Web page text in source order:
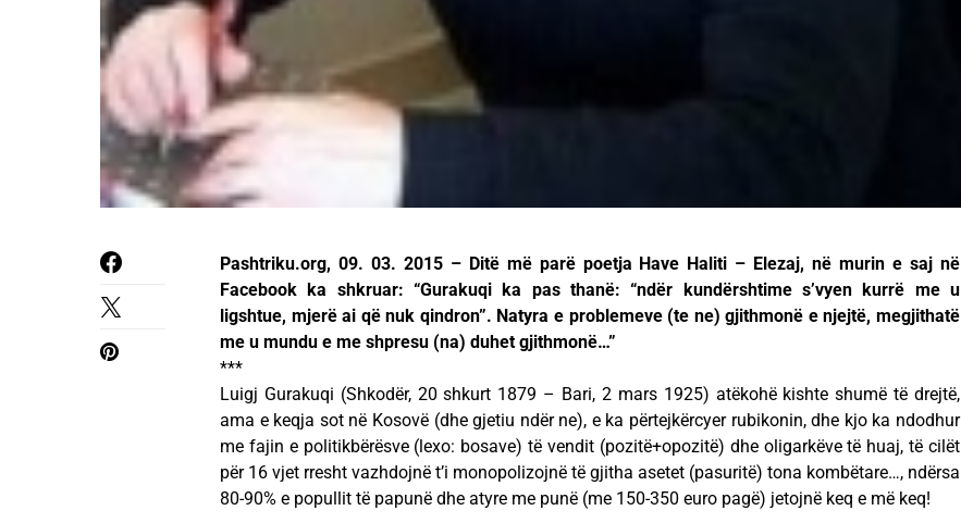
Pashtriku.org, 09. 03. 2015 – Ditë më parë poetja Have Haliti – Elezaj, në murin e saj në
Facebook ka shkruar: “Gurakuqi ka pas thanë: “ndër kundërshtime s’vyen kurrë me u
ligshtue, mjerë ai që nuk qindron”. Natyra e problemeve (te ne) gjithmonë e njejtë, megjithatë
me u mundu e me shpresu (na) duhet gjithmonë…”
***
Luigj Gurakuqi (Shkodër, 20 shkurt 1879 – Bari, 2 mars 1925) atëkohë kishte shumë të drejtë,
ama e keqja sot në Kosovë (dhe gjetiu ndër ne), e ka përtejkërcyer rubikonin, dhe kjo ka ndodhur
me fajin e politikbërësve (lexo: bosave) të vendit (pozitë+opozitë) dhe oligarkëve të huaj, të cilët
për 16 vjet rresht vazhdojnë t’i monopolizojnë të gjitha asetet (pasuritë) tona kombëtare…, ndërsa
80-90% e popullit të papunë dhe atyre me punë (me 150-350 euro pagë) jetojnë keq e më keq!